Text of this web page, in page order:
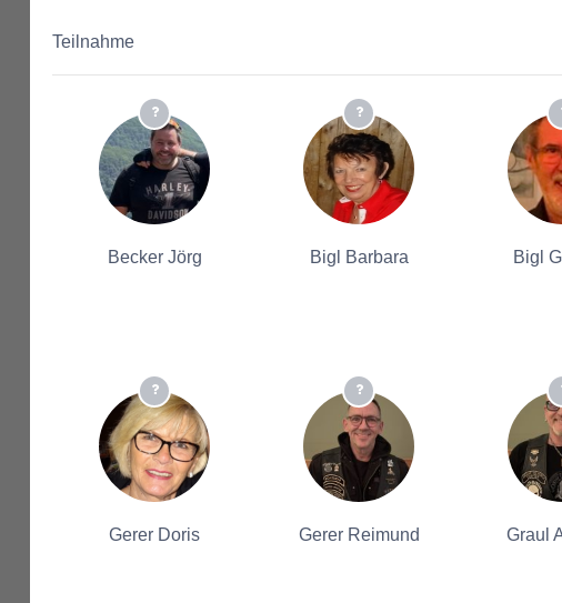
Teilnahme
Becker Jörg Bigl Barbara Bigl
Gerer Doris Gerer Reimund Graul